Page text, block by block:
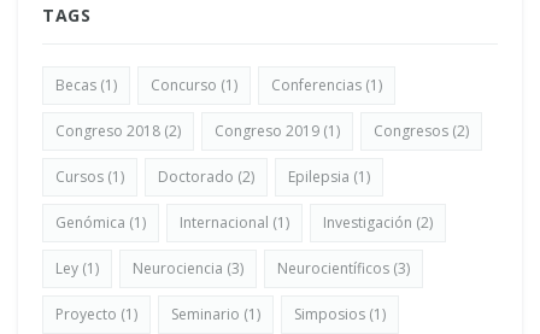
TAGS
Becas (1) Concurso (1) Conferencias (1)
Congreso 2018 (2) Congreso 2019 (1) Congresos (2)
Cursos (1) Doctorado (2) Epilepsia (1)
Genómica (1) Internacional (1) Investigación (2)
Ley (1) Neurociencia (3) Neurocientíficos (3)
Proyecto (1) Seminario (1) Simposios (1)